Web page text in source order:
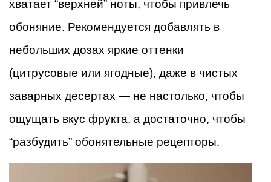
хватает “верхней” ноты, чтобы привлечь
обоняние. Рекомендуется добавлять в
небольших дозах яркие оттенки
(цитрусовые или ягодные), даже в чистых
заварных десертах — не настолько, чтобы
ощущать вкус фрукта, а достаточно, чтобы
“разбудить” обонятельные рецепторы.